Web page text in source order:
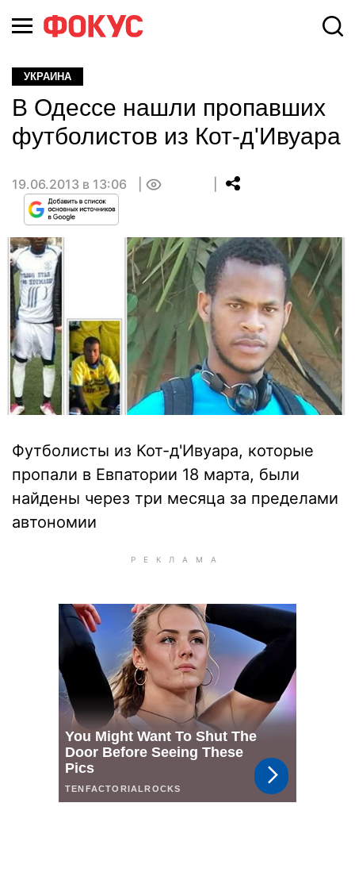
УКРАИНА
В Одессе нашли пропавших
футболистов из Кот-д'Ивуара
19.06.2013 в 13:06
Футболисты из Кот-д'Ивуара, которые
пропали в Евпатории 18 марта, были
найдены через три месяца за пределами
автономии